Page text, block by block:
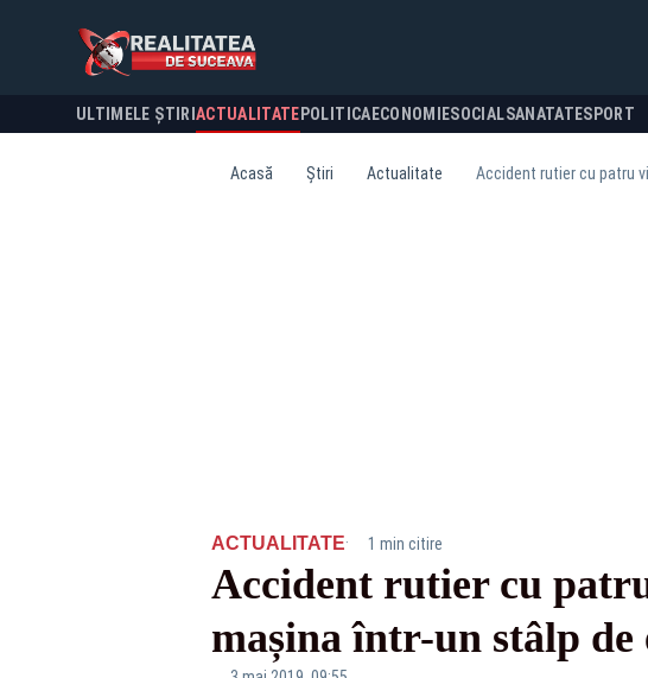
ULTIMELE ȘTIRI ACTUALITATE POLITICA ECONOMIESOCIALSANATATESPORT
Acasă Știri Actualitate Accident rutier cu patru
ACTUALITATE· 1 min citire
Accident rutier cu
mașina într-un stâlp